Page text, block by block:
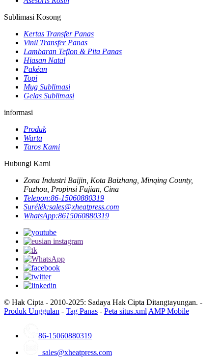
Sublimasi Kosong
Kertas Transfer Panas
Vinil Transfer Panas
Lambaran Teflon & Pita Panas
Hiasan Natal
Pakéan
Topi
Mug Sublimasi
Gelas Sublimasi
informasi
Produk
Warta
Taros Kami
Hubungi Kami
Zona Industri Baijin, Kota Baizhang, Minqing County,
Fuzhou, Propinsi Fujian, Cina
Telepon:86-15060880319
Surélék:sales@xheatpress.com
WhatsApp:8615060880319
© Hak Cipta - 2010-2025: Sadaya Hak Cipta Ditangtayungan. -
Produk Unggulan - Tag Panas - Peta situs.xml AMP Mobile
86-15060880319
sales@xheatpress.com